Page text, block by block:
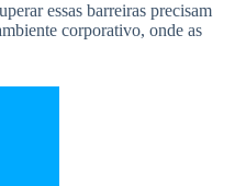
essas barreiras precisam
corporativo, onde as